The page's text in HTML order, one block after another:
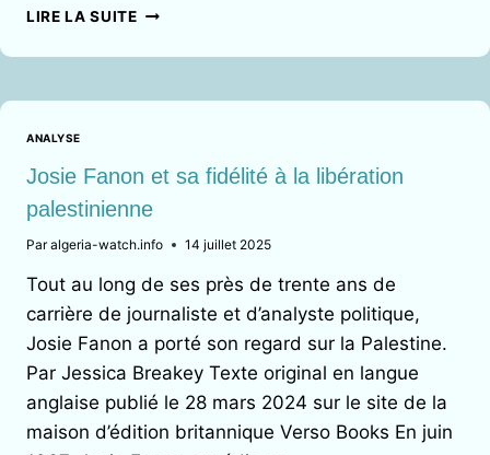
LIRE LA SUITEMACRON
VA-
EN
ANALYSE
Josie Fanon et sa fidélité à la libération
palestinienne
Par algeria-watch.info 14 juillet 2025
Tout au long de ses près de trente ans de
carrière de journaliste et d’analyste politique,
Josie Fanon a porté son regard sur la Palestine.
Par Jessica Breakey Texte original en langue
anglaise publié le 28 mars 2024 sur le site de la
maison d’édition britannique Verso Books En juin